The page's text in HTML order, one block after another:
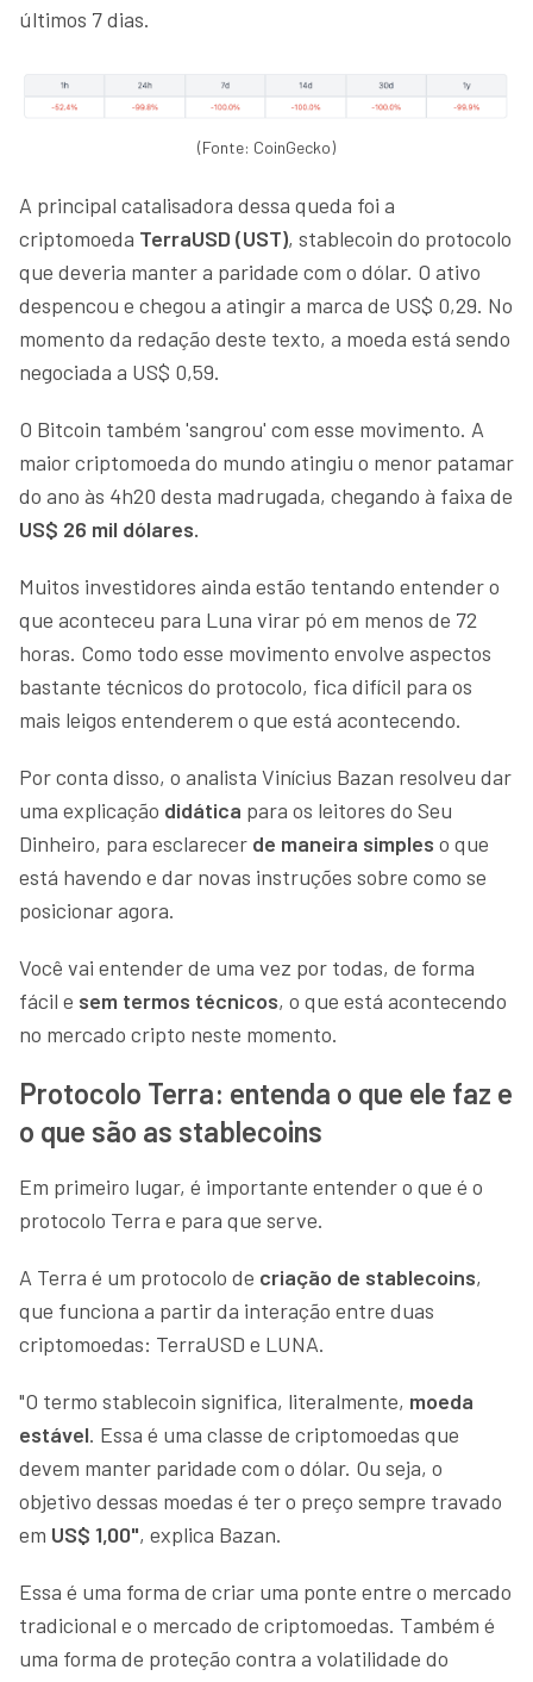
últimos 7 dias.
(Fonte: CoinGecko)
A principal catalisadora dessa queda foi a
criptomoeda TerraUSD (UST), stablecoin do protocolo
que deveria manter a paridade com o dólar. O ativo
despencou e chegou a atingir a marca de US$ 0,29. No
momento da redação deste texto, a moeda está sendo
negociada a US$ 0,59.
O Bitcoin também 'sangrou' com esse movimento. A
maior criptomoeda do mundo atingiu o menor patamar
do ano às 4h20 desta madrugada, chegando à faixa de
US$ 26 mil dólares.
Muitos investidores ainda estão tentando entender o
que aconteceu para Luna virar pó em menos de 72
horas. Como todo esse movimento envolve aspectos
bastante técnicos do protocolo, fica difícil para os
mais leigos entenderem o que está acontecendo.
Por conta disso, o analista Vinícius Bazan resolveu dar
uma explicação didática para os leitores do Seu
Dinheiro, para esclarecer de maneira simples o que
está havendo e dar novas instruções sobre como se
posicionar agora.
Você vai entender de uma vez por todas, de forma
fácil e sem termos técnicos, o que está acontecendo
no mercado cripto neste momento.
Protocolo Terra: entenda o que ele faz e
o que são as stablecoins
Em primeiro lugar, é importante entender o que é o
protocolo Terra e para que serve.
A Terra é um protocolo de criação de stablecoins,
que funciona a partir da interação entre duas
criptomoedas: TerraUSD e LUNA.
"O termo stablecoin significa, literalmente, moeda
estável. Essa é uma classe de criptomoedas que
devem manter paridade com o dólar. Ou seja, o
objetivo dessas moedas é ter o preço sempre travado
em US$ 1,00", explica Bazan.
Essa é uma forma de criar uma ponte entre o mercado
tradicional e o mercado de criptomoedas. Também é
uma forma de proteção contra a volatilidade do